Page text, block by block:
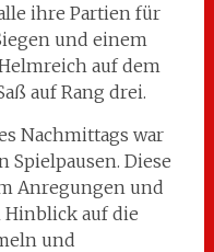
ihre Partien für
und einem
auf dem
auf Rang drei.
Nachmittags war
Spielpausen. Diese
Anregungen und
auf die
und